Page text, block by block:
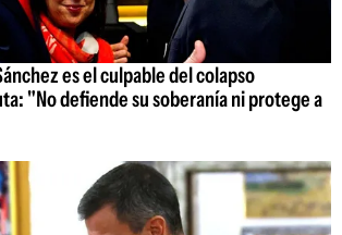
es el culpable del colapso
"No defiende su soberanía ni protege a